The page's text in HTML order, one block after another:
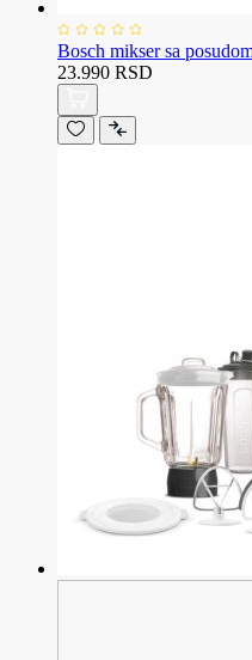
Bosch mikser sa
23.990 RSD